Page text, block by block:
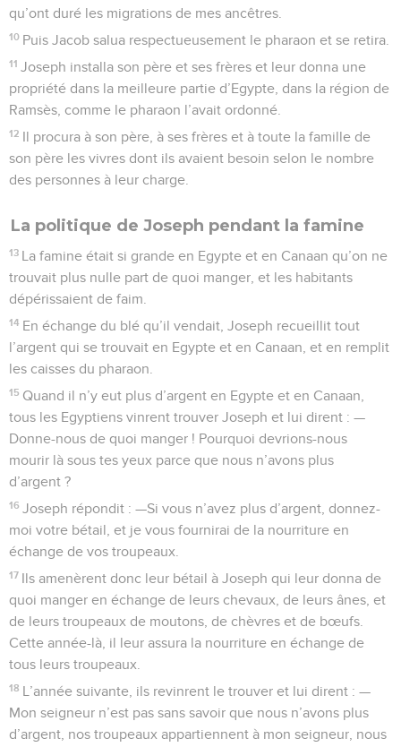
qu’ont duré les migrations de mes ancêtres.
10 Puis Jacob salua respectueusement le pharaon et se retira.
11 Joseph installa son père et ses frères et leur donna une
propriété dans la meilleure partie d’Egypte, dans la région de
Ramsès, comme le pharaon l’avait ordonné.
12 Il procura à son père, à ses frères et à toute la famille de
son père les vivres dont ils avaient besoin selon le nombre
des personnes à leur charge.
La politique de Joseph pendant la famine
13 La famine était si grande en Egypte et en Canaan qu’on ne
trouvait plus nulle part de quoi manger, et les habitants
dépérissaient de faim.
14 En échange du blé qu’il vendait, Joseph recueillit tout
l’argent qui se trouvait en Egypte et en Canaan, et en remplit
les caisses du pharaon.
15 Quand il n’y eut plus d’argent en Egypte et en Canaan,
tous les Egyptiens vinrent trouver Joseph et lui dirent : —
Donne-nous de quoi manger ! Pourquoi devrions-nous
mourir là sous tes yeux parce que nous n’avons plus
d’argent ?
16 Joseph répondit : —Si vous n’avez plus d’argent, donnez-
moi votre bétail, et je vous fournirai de la nourriture en
échange de vos troupeaux.
17 Ils amenèrent donc leur bétail à Joseph qui leur donna de
quoi manger en échange de leurs chevaux, de leurs ânes, et
de leurs troupeaux de moutons, de chèvres et de bœufs.
Cette année-là, il leur assura la nourriture en échange de
tous leurs troupeaux.
18 L’année suivante, ils revinrent le trouver et lui dirent : —
Mon seigneur n’est pas sans savoir que nous n’avons plus
d’argent, nos troupeaux appartiennent à mon seigneur, nous